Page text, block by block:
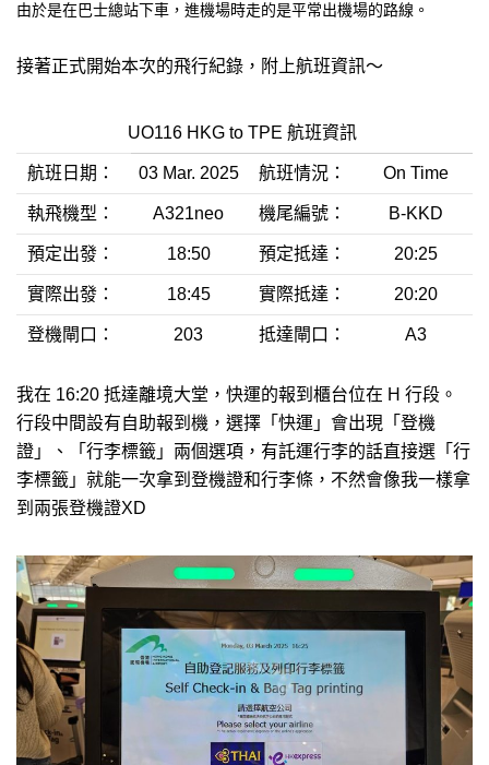
由於是在巴士總站下車，進機場時走的是平常出機場的路線。
接著正式開始本次的飛行紀錄，附上航班資訊～
UO116 HKG to TPE 航班資訊
航班日期： 03 Mar. 2025 航班情況： On Time
執飛機型： A321neo 機尾編號： B-KKD
預定出發： 18:50 預定抵達： 20:25
實際出發： 18:45 實際抵達： 20:20
登機閘口： 203 抵達閘口： A3
我在 16:20 抵達離境大堂，快運的報到櫃台位在 H 行段。
行段中間設有自助報到機，選擇「快運」會出現「登機
證」、「行李標籤」兩個選項，有託運行李的話直接選「行
李標籤」就能一次拿到登機證和行李條，不然會像我一樣拿
到兩張登機證XD